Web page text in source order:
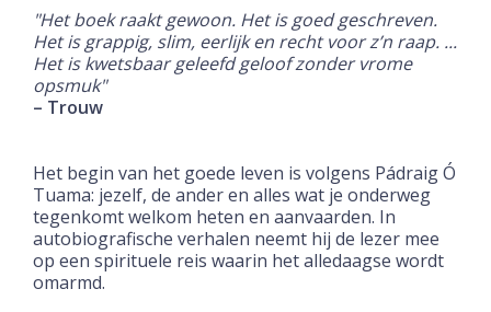
"Het boek raakt gewoon. Het is goed geschreven.
Het is grappig, slim, eerlijk en recht voor z’n raap. ...
Het is kwetsbaar geleefd geloof zonder vrome
opsmuk"
– Trouw
Het begin van het goede leven is volgens Pádraig Ó
Tuama: jezelf, de ander en alles wat je onderweg
tegenkomt welkom heten en aanvaarden. In
autobiografische verhalen neemt hij de lezer mee
op een spirituele reis waarin het alledaagse wordt
omarmd.